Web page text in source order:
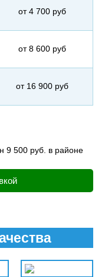
от 4 700 руб
от 8 600 руб
от 16 900 руб
9 500 руб. в районе